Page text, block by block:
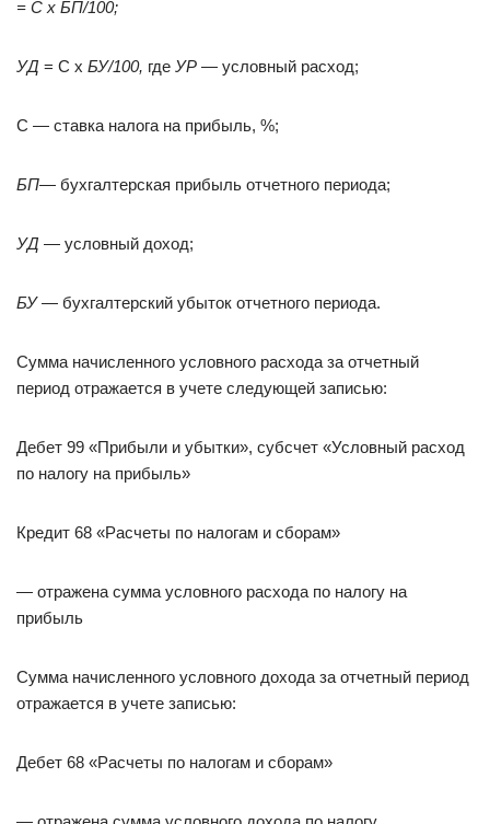
= С х БП/100;
УД = С х БУ/100, где УР — условный расход;
С — ставка налога на прибыль, %;
БП— бухгалтерская прибыль отчетного периода;
УД — условный доход;
БУ— бухгалтерский убыток отчетного периода.
Сумма начисленного условного расхода за отчетный
период отражается в учете следующей записью:
Дебет 99 «Прибыли и убытки», субсчет «Условный расход
по налогу на прибыль»
Кредит 68 «Расчеты по налогам и сборам»
— отражена сумма условного расхода по налогу на
прибыль
Сумма начисленного условного дохода за отчетный период
отражается в учете записью:
Дебет 68 «Расчеты по налогам и сборам»